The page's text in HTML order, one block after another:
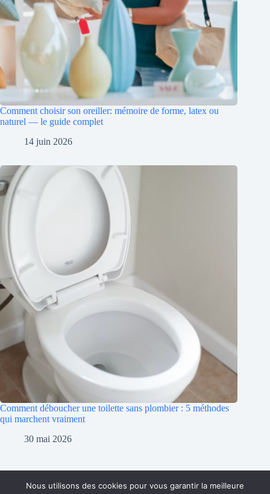
Comment choisir son oreiller: mémoire de forme, latex ou
naturel — le guide complet
14 juin 2026
Comment déboucher une toilette sans plombier : 5 méthodes
qui marchent vraiment
30 mai 2026
Nous utilisons des cookies pour vous garantir la meilleure